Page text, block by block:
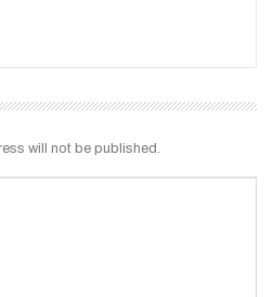
will not be published.